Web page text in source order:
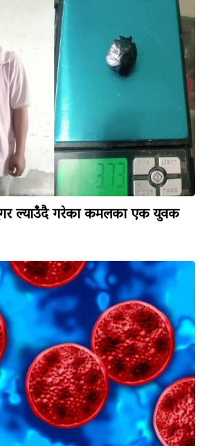
ल्याउँदै गरेका कमलका एक युवक